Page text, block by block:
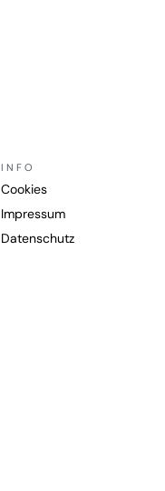
INFO
Cookies
Impressum
Datenschutz